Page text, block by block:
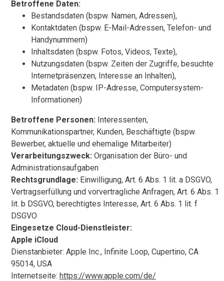
Betroffene Daten:
Bestandsdaten (bspw. Namen, Adressen),
Kontaktdaten (bspw. E-Mail-Adressen, Telefon- und
Handynummern)
Inhaltsdaten (bspw. Fotos, Videos, Texte),
Nutzungsdaten (bspw. Zeiten der Zugriffe, besuchte
Internetpräsenzen, Interesse an Inhalten),
Metadaten (bspw. IP-Adresse, Computersystem-
Informationen)
Betroffene Personen: Interessenten,
Kommunikationspartner, Kunden, Beschäftigte (bspw.
Bewerber, aktuelle und ehemalige Mitarbeiter)
Verarbeitungszweck: Organisation der Büro- und
Administrationsaufgaben
Rechtsgrundlage: Einwilligung, Art. 6 Abs. 1 lit. a DSGVO,
Vertragserfüllung und vorvertragliche Anfragen, Art. 6 Abs. 1
lit. b DSGVO, berechtigtes Interesse, Art. 6 Abs. 1 lit. f
DSGVO
Eingesetze Cloud-Dienstleister:
Apple iCloud
Dienstanbieter: Apple Inc., Infinite Loop, Cupertino, CA
95014, USA
Internetseite: https://www.apple.com/de/